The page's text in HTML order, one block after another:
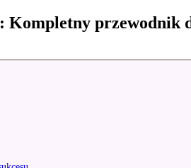
Kompletny przewodnik